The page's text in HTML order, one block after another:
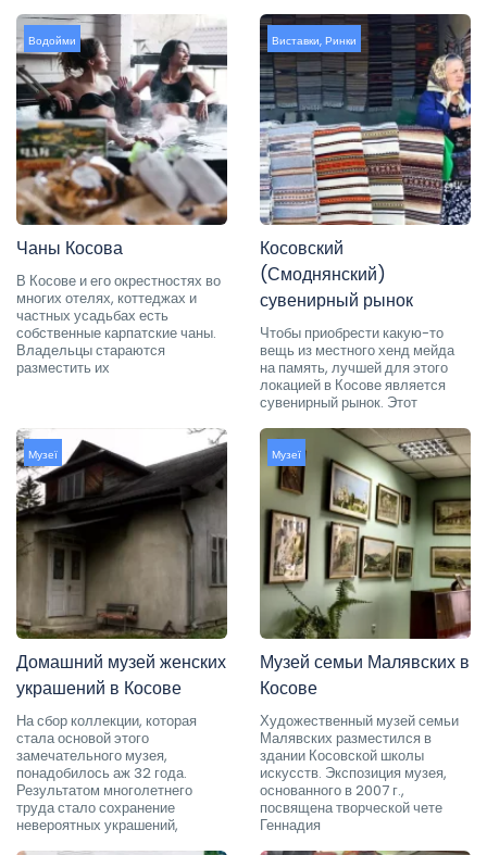
Водойми
Чаны Косова
В Косове и его окрестностях во
многих отелях, коттеджах и
частных усадьбах есть
собственные карпатские чаны.
Владельцы стараются
разместить их
Виставки, Ринки
Косовский
(Смоднянский)
сувенирный рынок
Чтобы приобрести какую-то
вещь из местного хенд мейда
на память, лучшей для этого
локацией в Косове является
сувенирный рынок. Этот
Музеї
Домашний музей женских
украшений в Косове
На сбор коллекции, которая
стала основой этого
замечательного музея,
понадобилось аж 32 года.
Результатом многолетнего
труда стало сохранение
невероятных украшений,
Музеї
Музей семьи Малявских в
Косове
Художественный музей семьи
Малявских разместился в
здании Косовской школы
искусств. Экспозиция музея,
основанного в 2007 г.,
посвящена творческой чете
Геннадия